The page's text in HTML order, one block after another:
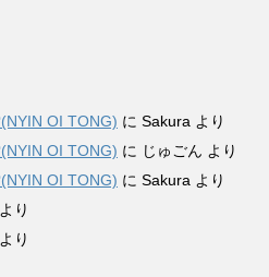
OI TONG) に Sakura より
OI TONG) に じゅごん より
OI TONG) に Sakura より
より
より